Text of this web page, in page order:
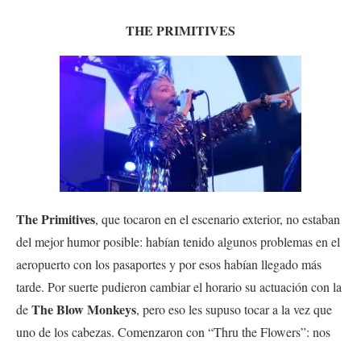
THE PRIMITIVES
The Primitives, que tocaron en el escenario exterior, no estaban
del mejor humor posible: habían tenido algunos problemas en el
aeropuerto con los pasaportes y por esos habían llegado más
tarde. Por suerte pudieron cambiar el horario su actuación con la
deThe Blow Monkeys, pero eso les supuso tocar a la vez que
uno de los cabezas. Comenzaron con “Thru the Flowers”: nos